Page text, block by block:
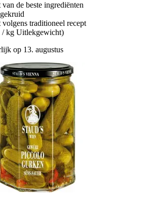
van de beste ingrediënten
volgens traditioneel recept
/ kg Uitlekgewicht)
op 13. augustus